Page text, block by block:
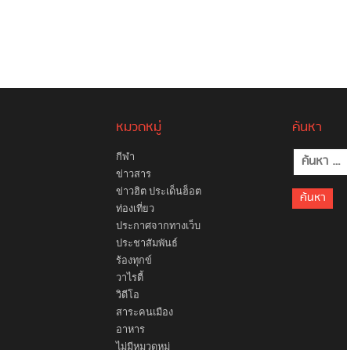
หมวดหมู่
กีฬา
ข่าวสาร
ข่าวฮิต ประเด็นฮ็อต
ท่องเที่ยว
ประกาศจากทางเว็บ
ประชาสัมพันธ์
ร้องทุกข์
วาไรตี้
วิดีโอ
สาระคนเมือง
อาหาร
ไม่มีหมวดหมู่
ค้นหา
ค้นหา
สำหรับ: